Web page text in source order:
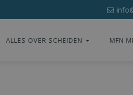
ALLES OVER SCHEIDEN MFN